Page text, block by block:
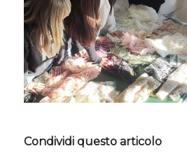
Condividi questo articolo